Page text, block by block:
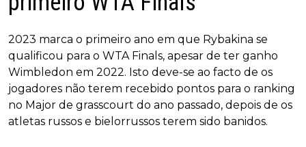
2023 marca o primeiro ano em que Rybakina se
qualificou para o WTA Finals, apesar de ter ganho
Wimbledon em 2022. Isto deve-se ao facto de os
jogadores não terem recebido pontos para o ranking
no Major de grasscourt do ano passado, depois de os
atletas russos e bielorrussos terem sido banidos.